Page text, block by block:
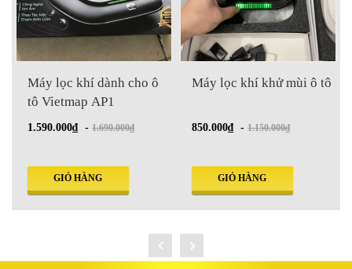
Máy lọc khí dành cho ô
tô Vietmap AP1
1.590.000₫ -1.690.000₫
GIỎ HÀNG
Máy lọc khí khử mùi ô tô
850.000₫ -1.150.000₫
GIỎ HÀNG